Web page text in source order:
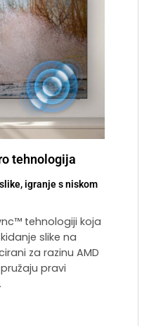
tehnologija
igranje s niskom
tehnologiji koja
slike na
za razinu AMD
pravi